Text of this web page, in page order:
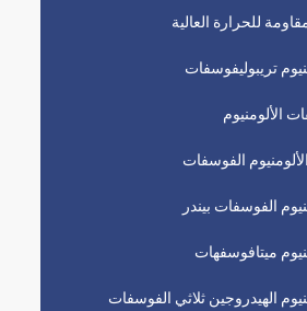
للحرارة العالية
تريبوليفوسفات
الألومنيوم
الفوسفات
الفوسفات بيندر
ميتافوسفهات
الهيدروجين ثلاثي الفوسفات